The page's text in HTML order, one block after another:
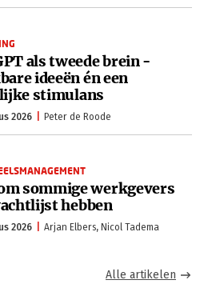
als tweede brein -
ideeën én een
stimulans
2026 Peter de Roode
sommige werkgevers
hebben
2026 Arjan Elbers, Nicol Tadema
Alle artikelen